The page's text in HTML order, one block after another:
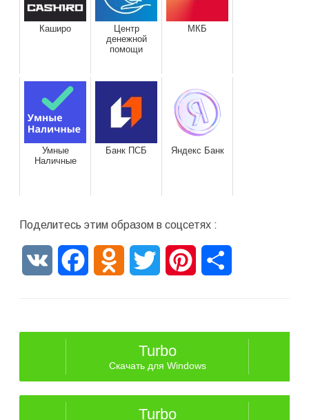
Каширо
Центр
денежной
помощи
МКБ
Умные
Наличные
Банк ПСБ Яндекс Банк
Поделитесь этим образом в соцсетях :
VK FacebookOdnoklassniki
Twitter Pinterest
Turbo
Скачать для Windows
Turbo